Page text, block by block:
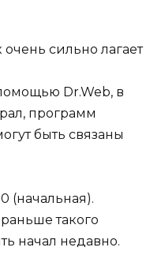
Dr.Web, в
программ
быть связаны
(начальная).
такого
начал недавно.